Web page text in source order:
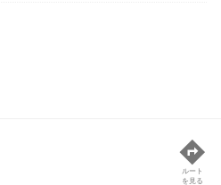
ルート
を見る